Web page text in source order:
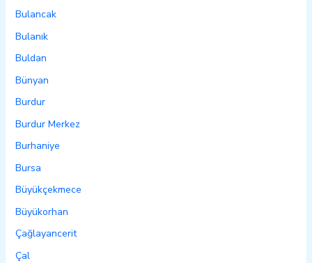
Bulancak
Bulanık
Buldan
Bünyan
Burdur
Burdur Merkez
Burhaniye
Bursa
Büyükçekmece
Büyükorhan
Çağlayancerit
Çal